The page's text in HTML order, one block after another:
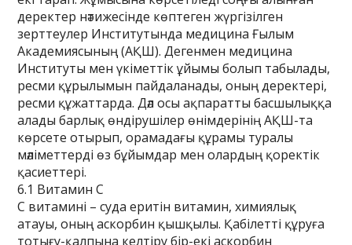
деректер нәтижесінде көптеген жүргізілген
зерттеулер Институтында медицина Ғылым
Академиясының (АҚШ). Дегенмен медицина
Институты мен үкіметтік ұйымы болып табылады,
ресми құрылымын пайдаланады, оның деректері,
ресми құжаттарда. Дәл осы ақпаратты басшылыққа
алады барлық өндірушілер өнімдерінің АҚШ-та
көрсете отырып, орамадағы құрамы туралы
мәліметтерді өз бұйымдар мен олардың қоректік
қасиеттері.
6.1 Витамин C
C витамині – суда еритін витамин, химиялық
атауы, оның аскорбин қышқылы. Қабілетті құруға
тотығу-қалпына келтіру бір-екі аскорбин